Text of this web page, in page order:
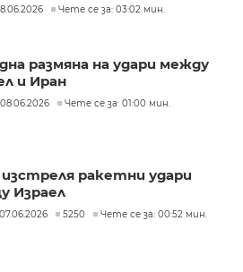
Чете се за: 03:02 мин.
размяна на удари между
и Иран
Чете се за: 01:00 мин.
ракетни удари
Израел
5250 Чете се за: 00:52 мин.